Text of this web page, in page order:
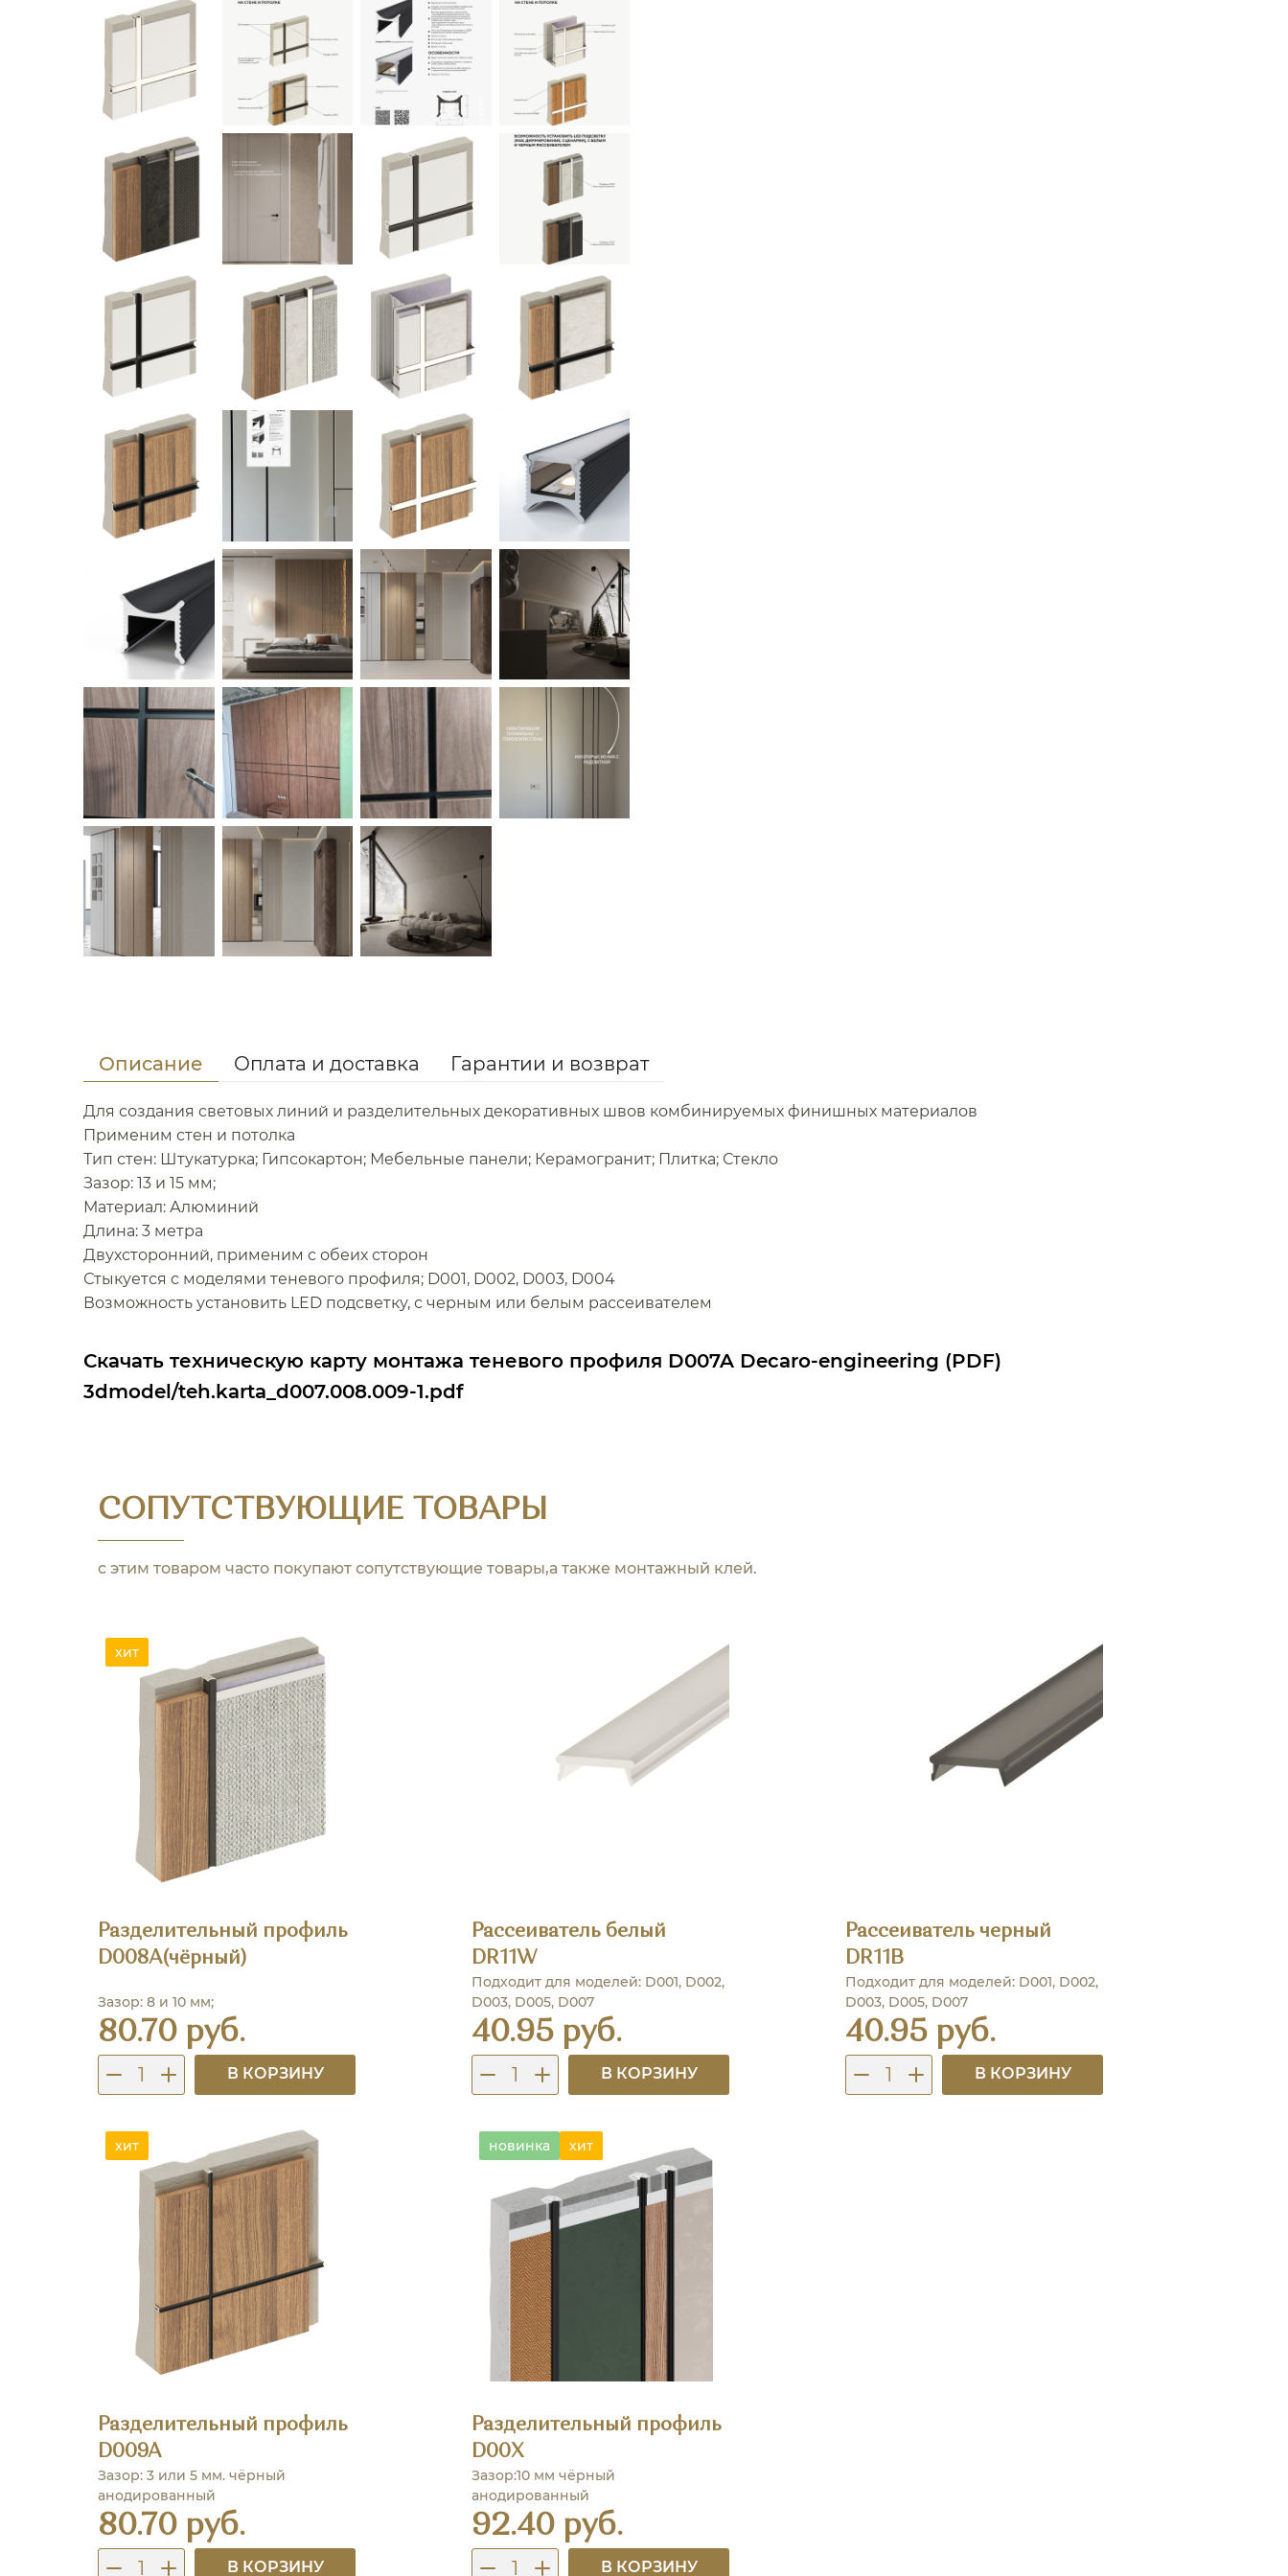
Описание Оплата и доставка Гарантии и возврат
Для создания световых линий и разделительных декоративных швов комбинируемых финишных материалов
Применим стен и потолка
Тип стен: Штукатурка; Гипсокартон; Мебельные панели; Керамогранит; Плитка; Стекло
Зазор: 13 и 15 мм;
Материал: Алюминий
Длина: 3 метра
Двухсторонний, применим с обеих сторон
Стыкуется с моделями теневого профиля; D001, D002, D003, D004
Возможность установить LED подсветку, с черным или белым рассеивателем
Скачать техническую карту монтажа теневого профиля D007A Decaro-engineering (PDF)
3dmodel/teh.karta_d007.008.009-1.pdf
СОПУТСТВУЮЩИЕ ТОВАРЫ
с этим товаром часто покупают сопутствующие товары,а также монтажный клей.
хит
Разделительный профиль
D008A(чёрный)
Зазор: 8 и 10 мм;
80.70 руб.
В КОРЗИНУ
Рассеиватель белый
DR11W
Подходит для моделей: D001, D002,
D003, D005, D007
40.95 руб.
В КОРЗИНУ
Рассеиватель черный
DR11B
Подходит для моделей: D001, D002,
D003, D005, D007
40.95 руб.
В КОРЗИНУ
хит
Разделительный профиль
D009A
Зазор: 3 или 5 мм. чёрный
анодированный
80.70 руб.
В КОРЗИНУ
новинка хит
Разделительный профиль
D00X
Зазор:10 мм чёрный
анодированный
92.40 руб.
В КОРЗИНУ